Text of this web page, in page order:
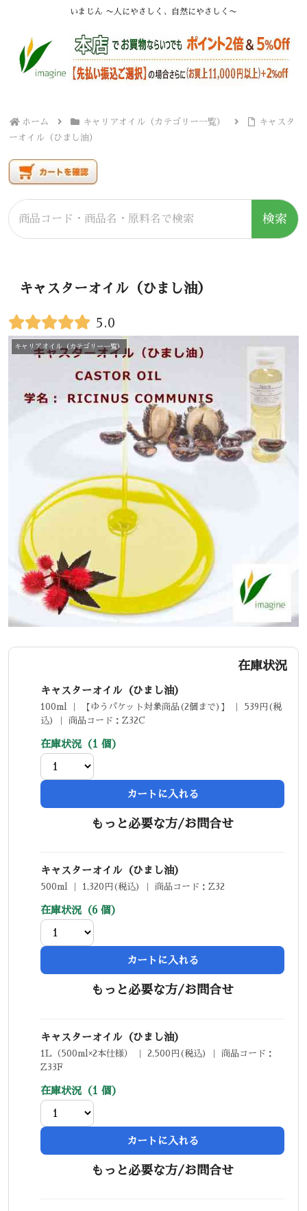
いまじん 〜人にやさしく、自然にやさしく〜
ホーム キャリアオイル（カテゴリー一覧）
キャスタ
ーオイル（ひまし油）
検索
キャスターオイル（ひまし油）
5.0
キャリアオイル（カテゴリー一覧）
在庫状況
キャスターオイル（ひまし油）
100ml ｜ 【ゆうパケット対象商品(2個まで)】 ｜ 539円(税
込) ｜ 商品コード：Z32C
在庫状況（1 個）
カートに入れる
もっと必要な方/お問合せ
キャスターオイル（ひまし油）
500ml ｜ 1,320円(税込) ｜ 商品コード：Z32
在庫状況（6 個）
カートに入れる
もっと必要な方/お問合せ
キャスターオイル（ひまし油）
1L（500ml×2本仕様） ｜ 2,500円(税込) ｜ 商品コード：
Z33F
在庫状況（1 個）
カートに入れる
もっと必要な方/お問合せ